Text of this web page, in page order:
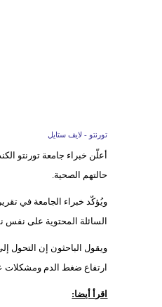
تورنتو - لايف ستايل
أعلّن خبراء جامعة تورنتو
حالتهم الصحية.
السائلة المحتوية على نفس
ارتفاع ضغط الدم ومشكلات
اقرأ أيضا: